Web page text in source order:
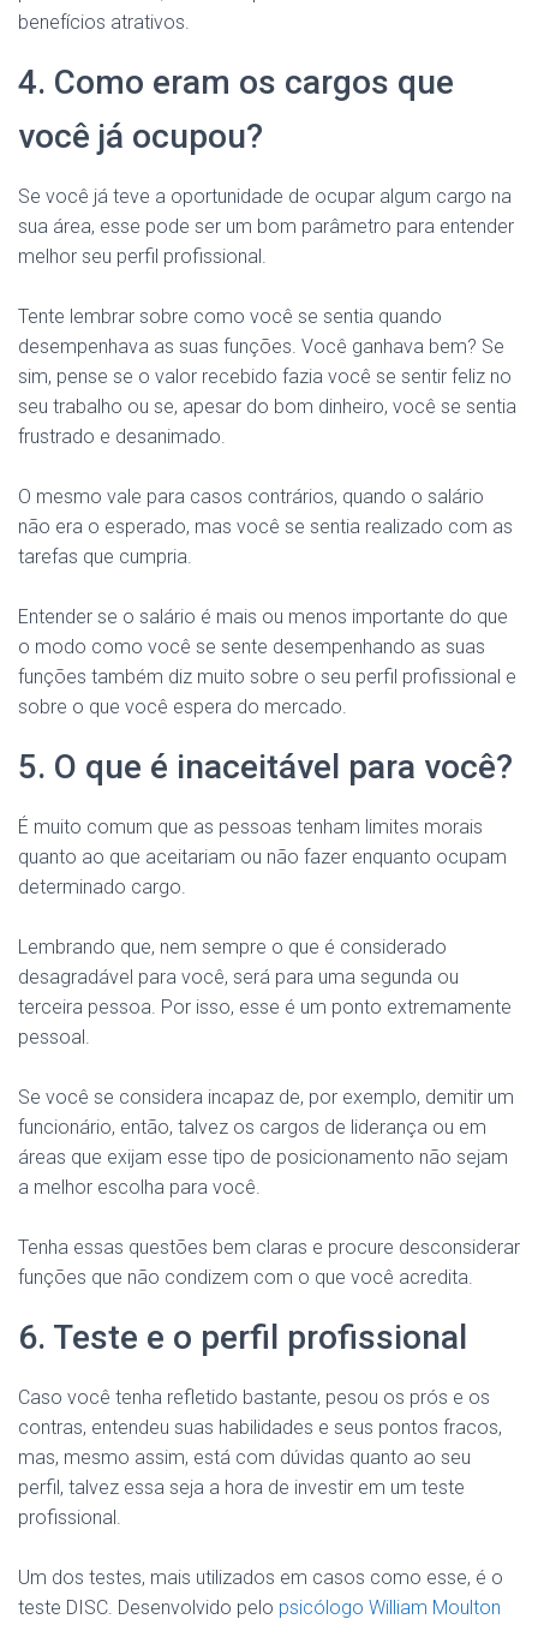
benefícios atrativos.
4. Como eram os cargos que
você já ocupou?
Se você já teve a oportunidade de ocupar algum cargo na
sua área, esse pode ser um bom parâmetro para entender
melhor seu perfil profissional.
Tente lembrar sobre como você se sentia quando
desempenhava as suas funções. Você ganhava bem? Se
sim, pense se o valor recebido fazia você se sentir feliz no
seu trabalho ou se, apesar do bom dinheiro, você se sentia
frustrado e desanimado.
O mesmo vale para casos contrários, quando o salário
não era o esperado, mas você se sentia realizado com as
tarefas que cumpria.
Entender se o salário é mais ou menos importante do que
o modo como você se sente desempenhando as suas
funções também diz muito sobre o seu perfil profissional e
sobre o que você espera do mercado.
5. O que é inaceitável para você?
É muito comum que as pessoas tenham limites morais
quanto ao que aceitariam ou não fazer enquanto ocupam
determinado cargo.
Lembrando que, nem sempre o que é considerado
desagradável para você, será para uma segunda ou
terceira pessoa. Por isso, esse é um ponto extremamente
pessoal.
Se você se considera incapaz de, por exemplo, demitir um
funcionário, então, talvez os cargos de liderança ou em
áreas que exijam esse tipo de posicionamento não sejam
a melhor escolha para você.
Tenha essas questões bem claras e procure desconsiderar
funções que não condizem com o que você acredita.
6. Teste e o perfil profissional
Caso você tenha refletido bastante, pesou os prós e os
contras, entendeu suas habilidades e seus pontos fracos,
mas, mesmo assim, está com dúvidas quanto ao seu
perfil, talvez essa seja a hora de investir em um teste
profissional.
Um dos testes, mais utilizados em casos como esse, é o
teste DISC. Desenvolvido pelo psicólogo William Moulton